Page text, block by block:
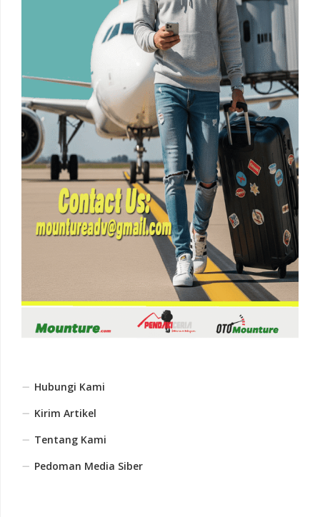
Hubungi Kami
Kirim Artikel
Tentang Kami
Pedoman Media Siber